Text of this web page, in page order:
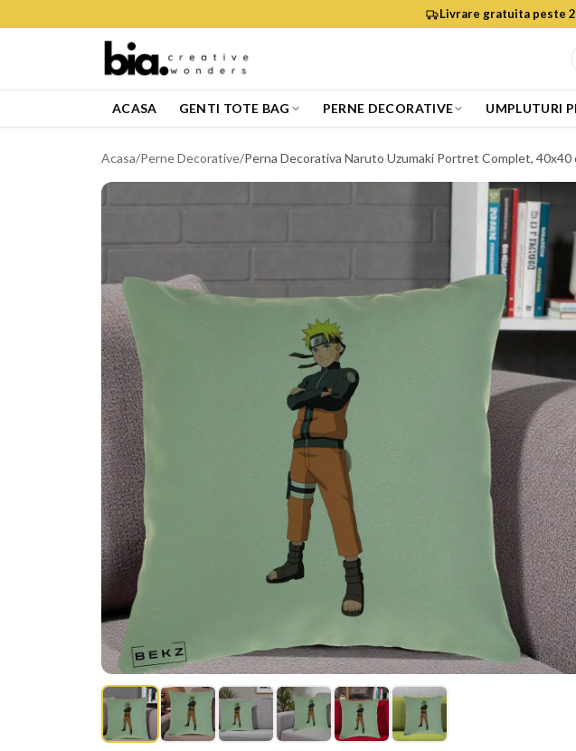
Livrare gratuita peste
ACASA GENTI TOTE BAG PERNE DECORATIVE UMPLUTURI
Acasa/Perne Decorative/Perna Decorativa Naruto Uzumaki Portret Complet, 40x40